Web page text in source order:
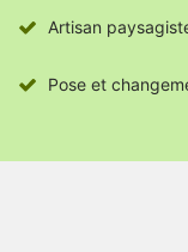
Artisan
Pose et